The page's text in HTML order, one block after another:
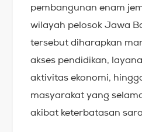
pembangunan enam
wilayah pelosok Jawa
tersebut diharapkan
akses pendidikan,
aktivitas ekonomi,
masyarakat yang
akibat keterbatasan